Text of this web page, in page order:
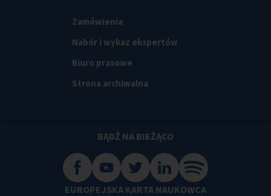
Zamówienia
Nabór i wykaz ekspertów
Biuro prasowe
Strona archiwalna
BĄDŹ NA BIEŻĄCO
EUROPEJSKA KARTA NAUKOWCA